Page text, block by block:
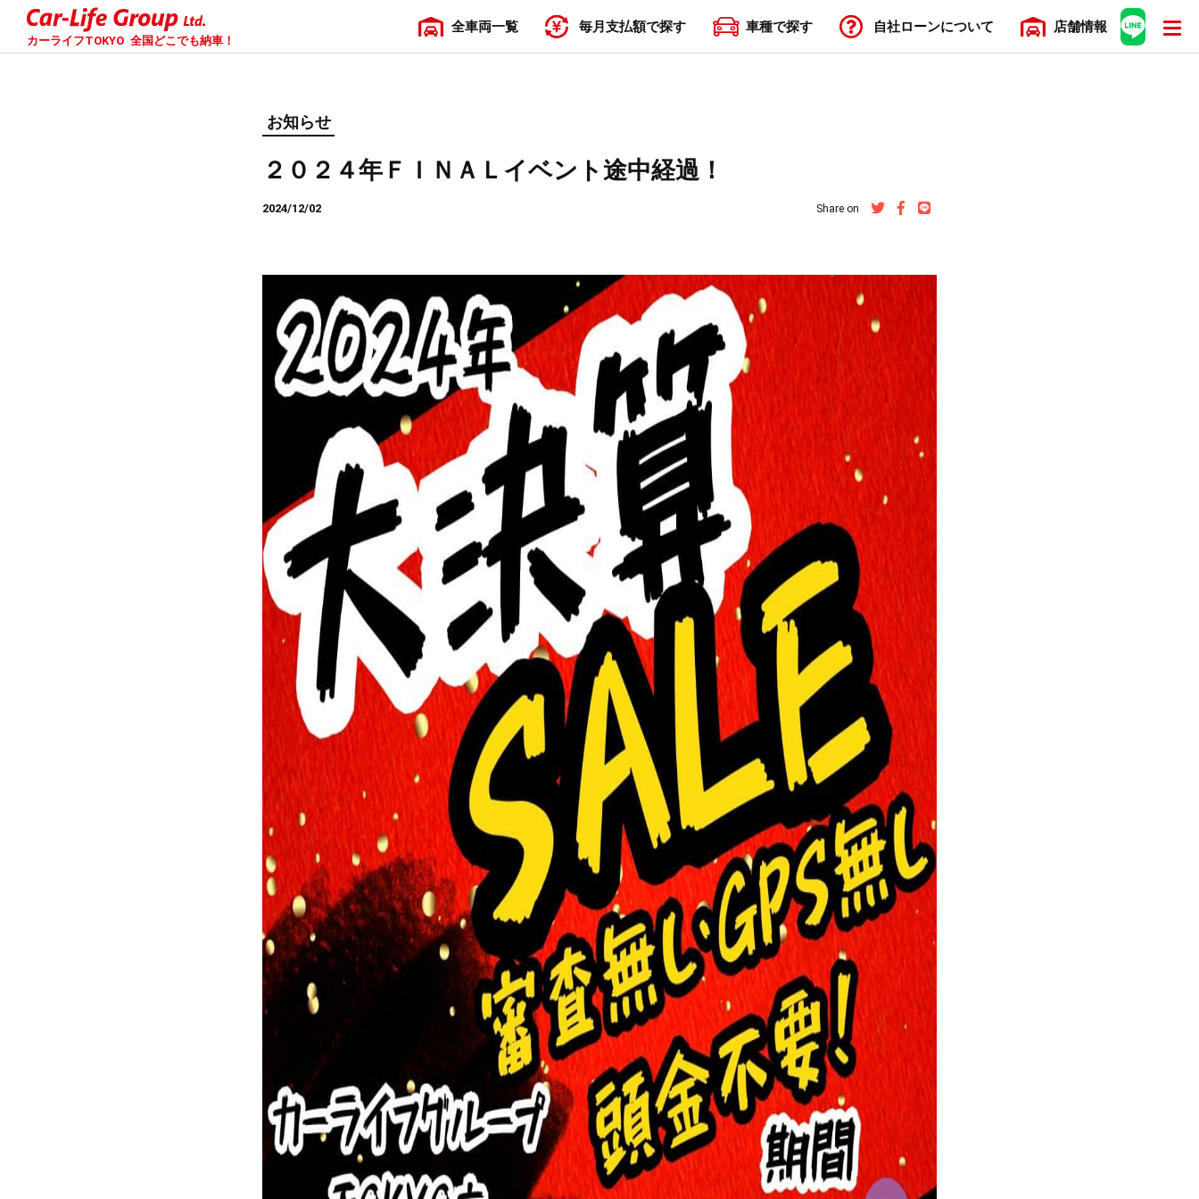
カーライフTOKYO 全国どこでも納車！
全車両一覧 毎月支払額で探す 車種で探す 自社ローンについて 店舗情報
お知らせ
２０２４年ＦＩＮＡＬイベント途中経過！
2024/12/02 Share on